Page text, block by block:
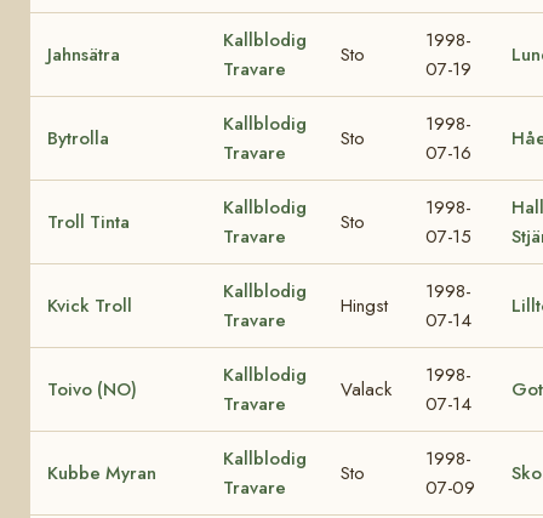
Jahnsätra
Kallblodig
Travare
Sto
1998-
07-19
Bytrolla
Kallblodig
Travare
Sto
1998-
07-16
Troll Tinta
Kallblodig
Travare
Sto
1998-
07-15
Kvick Troll
Kallblodig
Travare
Hingst
1998-
07-14
Toivo (NO)
Kallblodig
Travare
Valack
1998-
07-14
Kubbe Myran
Kallblodig
Travare
Sto
1998-
07-09